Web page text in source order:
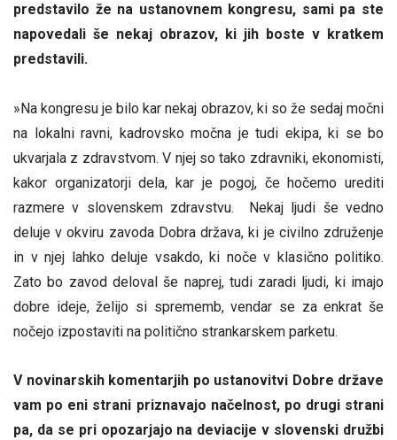
predstavilo že na ustanovnem kongresu, sami pa ste
napovedali še nekaj obrazov, ki jih boste v kratkem
predstavili.
»Na kongresu je bilo kar nekaj obrazov, ki so že sedaj močni
na lokalni ravni, kadrovsko močna je tudi ekipa, ki se bo
ukvarjala z zdravstvom. V njej so tako zdravniki, ekonomisti,
kakor organizatorji dela, kar je pogoj, če hočemo urediti
razmere v slovenskem zdravstvu. Nekaj ljudi še vedno
deluje v okviru zavoda Dobra država, ki je civilno združenje
in v njej lahko deluje vsakdo, ki noče v klasično politiko.
Zato bo zavod deloval še naprej, tudi zaradi ljudi, ki imajo
dobre ideje, želijo si sprememb, vendar se za enkrat še
nočejo izpostaviti na politično strankarskem parketu.
V novinarskih komentarjih po ustanovitvi Dobre države
vam po eni strani priznavajo načelnost, po drugi strani
pa, da se pri opozarjajo na deviacije v slovenski družbi